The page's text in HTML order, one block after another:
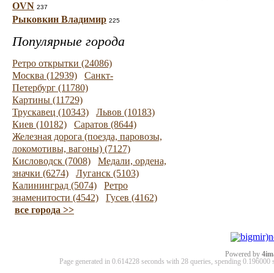
OVN 237
Рыковкин Владимир 225
Популярные города
Ретро открытки (24086)
Москва (12939)
Санкт-
Петербург (11780)
Картины (11729)
Трускавец (10343)
Львов (10183)
Киев (10182)
Саратов (8644)
Железная дорога (поезда, паровозы,
локомотивы, вагоны) (7127)
Кисловодск (7008)
Медали, ордена,
значки (6274)
Луганск (5103)
Калининград (5074)
Ретро
знаменитости (4542)
Гусев (4162)
все города >>
Powered by
Page generated in 0.614228 seconds with 28 queries, spending